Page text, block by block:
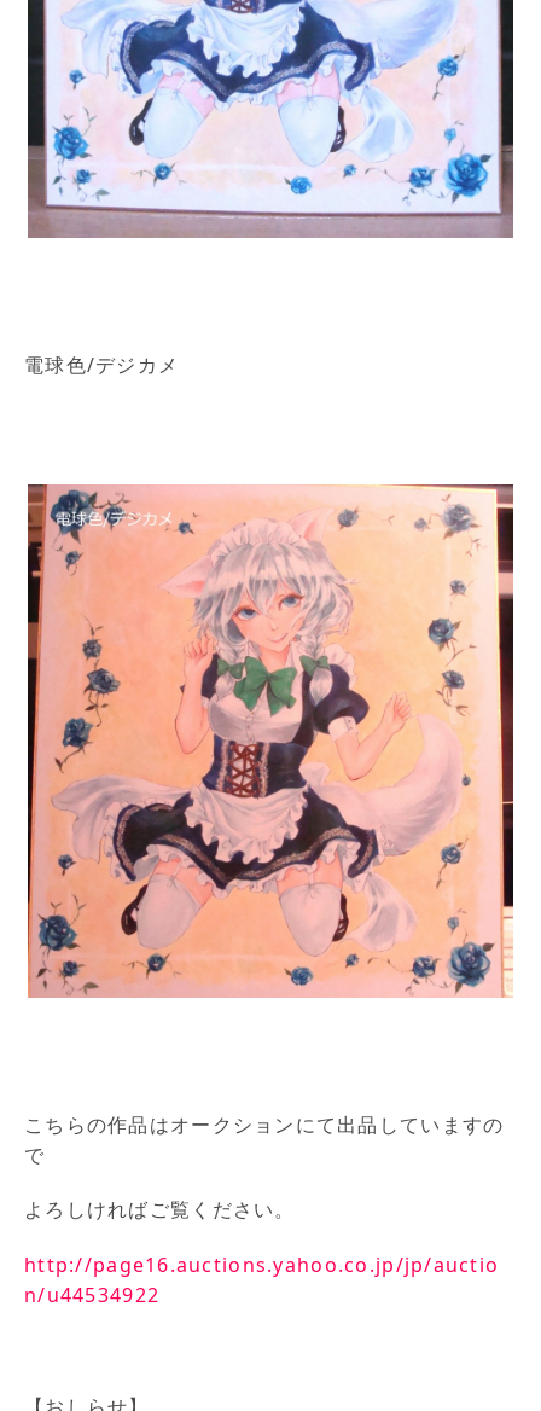
電球色/デジカメ
こちらの作品はオークションにて出品していますの
で
よろしければご覧ください。
http://page16.auctions.yahoo.co.jp/jp/auctio
n/u44534922